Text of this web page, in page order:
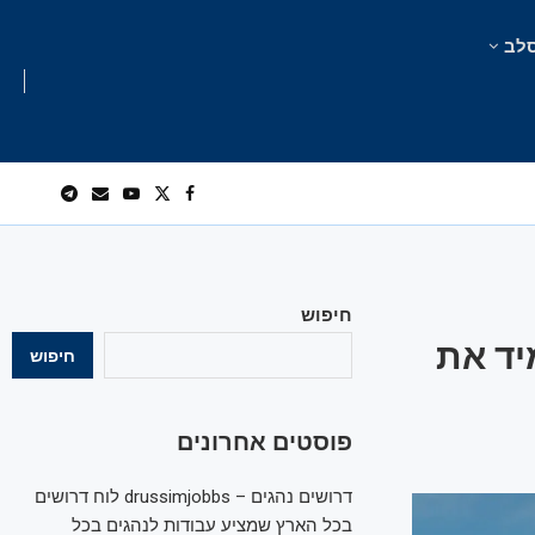
את
חיפוש
חיפוש
פוסטים אחרונים
דרושים נהגים – drussimjobbs לוח דרושים
בכל הארץ שמציע עבודות לנהגים בכל